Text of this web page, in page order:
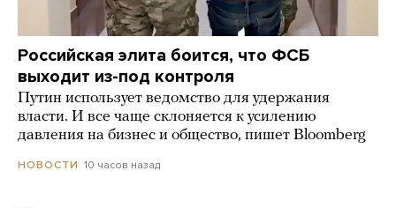
Российская элита боится, что ФСБ
выходит из-под контроля
Путин использует ведомство для удержания
власти. И все чаще склоняется к усилению
давления на бизнес и общество, пишет Bloomberg
НОВОСТИ 10 часов назад